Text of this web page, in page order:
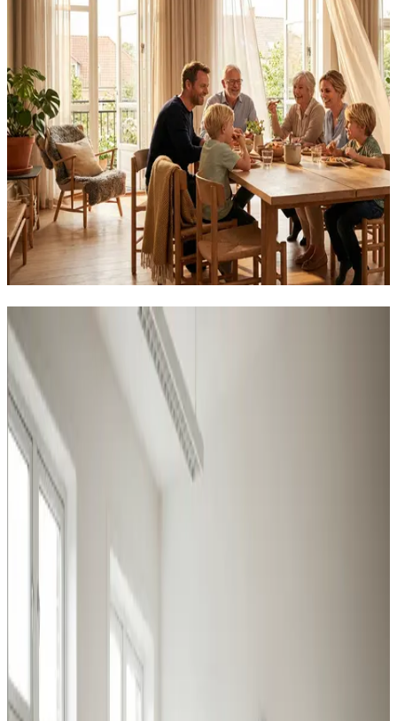
Erhvervs- og industriventilation i
Korsør
Alle erhvervstyper i Korsør kan få den rette ventilation
hos os — vi rådgiver om central kontra decentral og om
proces- kontra komfortventilation.
Procesventilation
Udsugning ved svejsning, slibning og kemikalier i Korsør.
Overholder Arbejdstilsynets krav.
Læs mere